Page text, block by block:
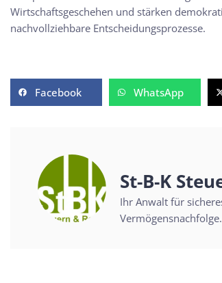
Wirtschaftsgeschehen und stärken
nachvollziehbare Entscheidungsprozesse.
Facebook WhatsApp
St-B-K
Ihr Anwalt für
Vermögensnachfolge.